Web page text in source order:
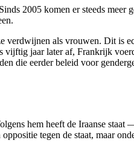
2005 komen er steeds
als vrouwen. Dit is
jaar later af, Frankrijk
die eerder beleid voor
hem heeft de Iraanse
tegen de staat, maar